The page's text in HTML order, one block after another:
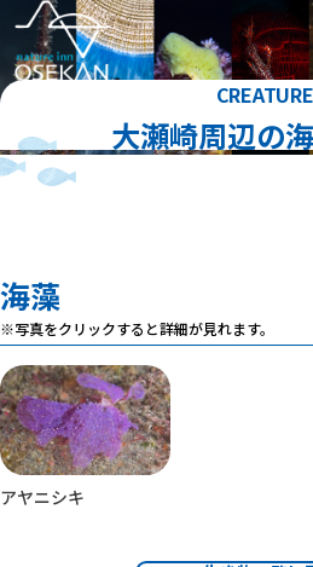
大瀬崎周辺の
海藻
※写真をクリックすると詳細が見れます。
アヤニシキ